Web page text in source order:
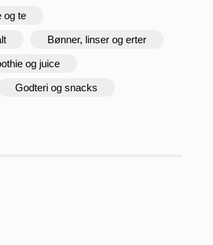
og te
Bønner, linser og erter
og juice
Godteri og snacks